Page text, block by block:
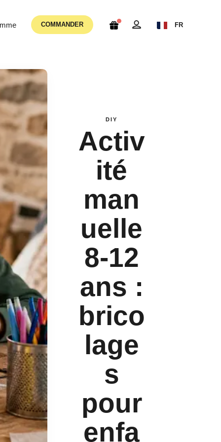
COMMANDER FR
DIY
Activ
ité
man
uelle
8-12
ans :
brico
lage
s
pour
enfa